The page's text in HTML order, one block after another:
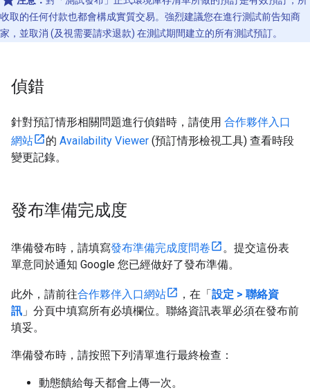
收取的任何付款也都會構成實質交易。強烈建議您在進行測試前告知商
家，並取消 (及視需要請求退款) 在測試期間建立的所有測試預訂。
偵錯
針對預訂情形相關問題進行偵錯時，請使用 合作夥伴入口
網站
的 Availability Viewer (預訂情形檢視工具) 查看時段
變更記錄。
發布準備完成度
準備發布時，請填寫發布準備完成度問卷
。提交這份表
單意同於通知 Google 您已經做好了發布準備。
此外，請前往合作夥伴入口網站 ，在「設定 > 聯絡資
訊 」分頁中填寫所有必填欄位。聯絡資訊表單必須在發布前
填妥。
準備發布時，請按照下列清單進行最終檢查：
動態饋給每天都會上傳一次。